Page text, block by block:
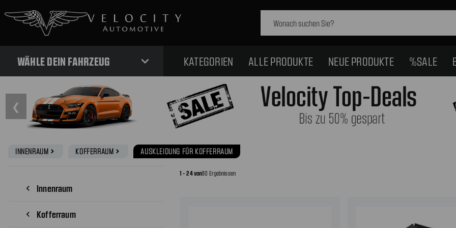
WÄHLE DEIN FAHRZEUG expand_more KATEGORIEN ALLE PRODUKTE NEUE PRODUKTE %SALE
❮
INNENRAUM navigate_next KOFFERRAUM navigate_next AUSKLEIDUNG FÜR KOFFERRAUM
navigate_before Innenraum
navigate_before Kofferraum
1 - 24 von80 Ergebnissen